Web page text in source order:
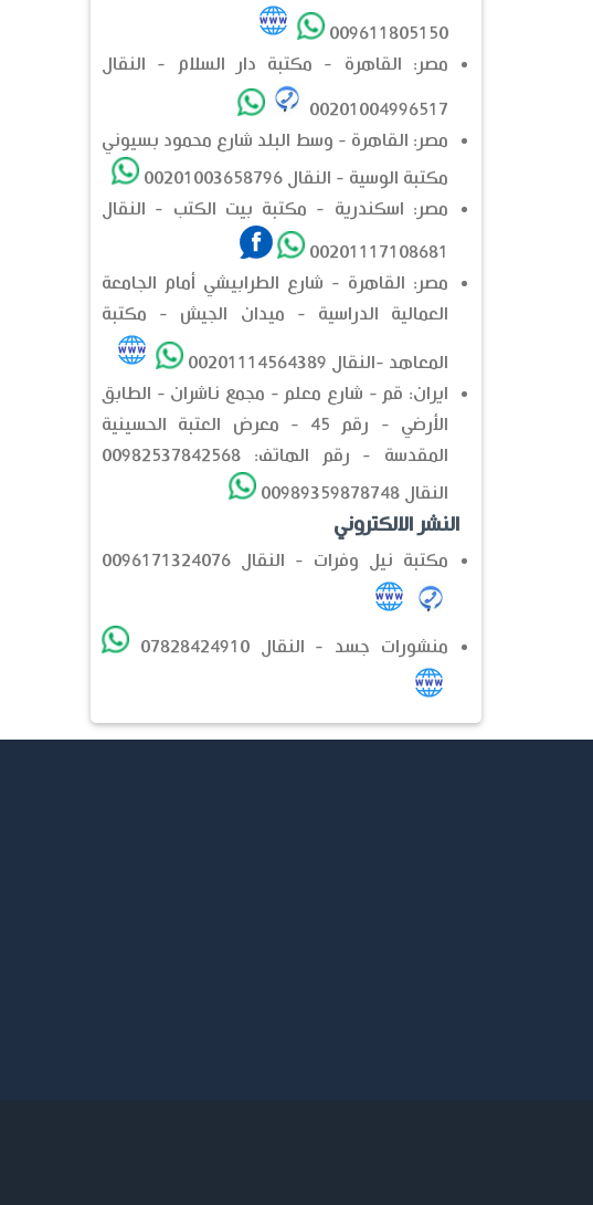
009611805150
مصر: القاهرة - مكتبة دار السلام - النقال
00201004996517
مصر: القاهرة - وسط البلد شارع محمود بسيوني
مكتبة الوسية - النقال 00201003658796
مصر: اسكندرية - مكتبة بيت الكتب - النقال
00201117108681
مصر: القاهرة - شارع الطرابيشي أمام الجامعة
العمالية الدراسية - ميدان الجيش - مكتبة
المعاهد -النقال 00201114564389
ايران: قم - شارع معلم - مجمع ناشران - الطابق
الأرضي - رقم 45 - معرض العتبة الحسينية
المقدسة - رقم الهاتف: 00982537842568
النقال 00989359878748
النشر الالكتروني
مكتبة نيل وفرات - النقال 0096171324076
منشورات جسد - النقال 07828424910